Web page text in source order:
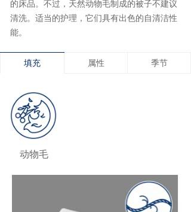
的床品。不过，天然动物毛制成的被子不建议
清洗。适当的护理，它们具有出色的自清洁性
能。
填充 属性 季节
动物毛